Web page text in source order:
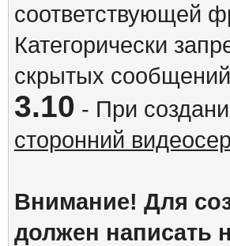
соответствующей
Категорически
скрытых
3.10 - При
сторонний
Внимание! Для
должен написать